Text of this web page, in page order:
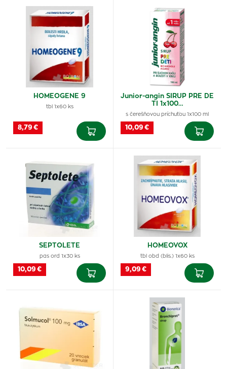
HOMEOGENE 9
tbl 1x60 ks
8,79 €
Junior-angin SIRUP PRE DE
TI 1x100…
s čerešňovou príchuťou 1x100 ml
10,09 €
SEPTOLETE
pas ord 1x30 ks
10,09 €
HOMEOVOX
tbl obd (blis.) 1x60 ks
9,09 €